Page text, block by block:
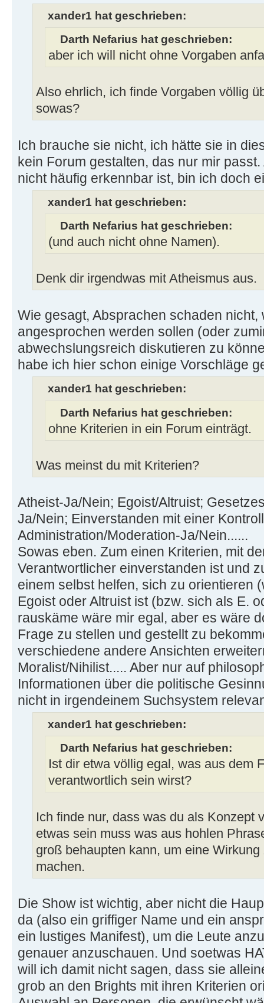
xander1 hat geschrieben:
Darth Nefarius hat geschrieben:
aber ich will nicht ohne Vorgaben
Also ehrlich, ich finde Vorgaben völlig
sowas?
Ich brauche sie nicht, ich hätte sie in
kein Forum gestalten, das nur mir
nicht häufig erkennbar ist, bin ich doch
xander1 hat geschrieben:
Darth Nefarius hat geschrieben:
(und auch nicht ohne Namen).
Denk dir irgendwas mit Atheismus aus.
Wie gesagt, Absprachen schaden
angesprochen werden sollen (oder
abwechslungsreich diskutieren zu
habe ich hier schon einige Vorschläge
xander1 hat geschrieben:
Darth Nefarius hat geschrieben:
ohne Kriterien in ein Forum einträgt.
Was meinst du mit Kriterien?
Atheist-Ja/Nein; Egoist/Altruist;
Ja/Nein; Einverstanden mit einer
Administration/Moderation-Ja/Nein......
Sowas eben. Zum einen Kriterien, mit
Verantwortlicher einverstanden ist und
einem selbst helfen, sich zu orientieren
Egoist oder Altruist ist (bzw. sich als E.
rauskäme wäre mir egal, aber es wäre
Frage zu stellen und gestellt zu
verschiedene andere Ansichten
Moralist/Nihilist..... Aber nur auf
Informationen über die politische
nicht in irgendeinem Suchsystem
xander1 hat geschrieben:
Darth Nefarius hat geschrieben:
Ist dir etwa völlig egal, was aus dem
verantwortlich sein wirst?
Ich finde nur, dass was du als Konzept
etwas sein muss was aus hohlen
groß behaupten kann, um eine
machen.
Die Show ist wichtig, aber nicht die
da (also ein griffiger Name und ein
ein lustiges Manifest), um die Leute
genauer anzuschauen. Und soetwas
will ich damit nicht sagen, dass sie
grob an den Brights mit ihren Kriterien